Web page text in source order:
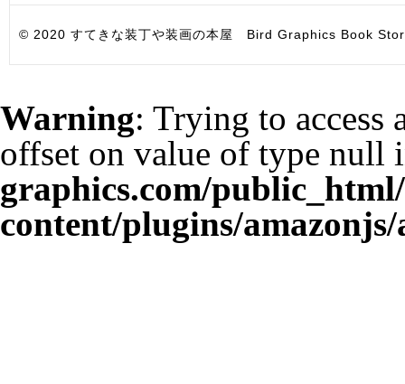
© 2020 すてきな装丁や装画の本屋 Bird Graphics Book
Warning: Trying to access
offset on value of type null
graphics.com/
content/plugins/